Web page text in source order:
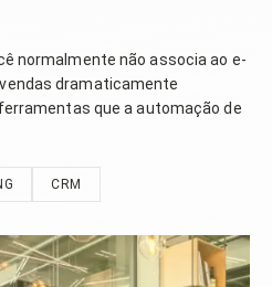
normalmente não associa ao e-
dramaticamente
que a automação de
CRM